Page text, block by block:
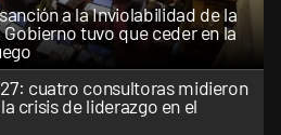
a la Inviolabilidad de la
tuvo que ceder en la
cuatro consultoras midieron
crisis de liderazgo en el